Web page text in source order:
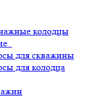
колодцы
для скважины
для колодца